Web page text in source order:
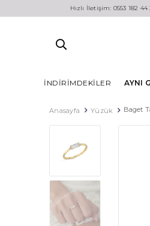
Hızlı İletişim: 0553 182 44
İNDIRIMDEKILER AYNI
Anasayfa Yüzük Baget